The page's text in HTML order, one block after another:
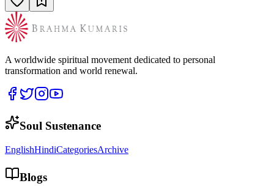
A worldwide spiritual movement dedicated to personal
transformation and world renewal.
Soul Sustenance
EnglishHindiCategoriesArchive
Blogs